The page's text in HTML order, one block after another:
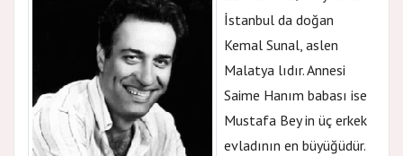
İstanbul da doğan
Kemal Sunal, aslen
Malatya lıdır. Annesi
Saime Hanım babası ise
Mustafa Bey in üç erkek
evladının en büyüğüdür.